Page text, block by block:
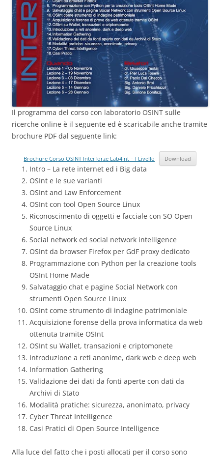
Il programma del corso con laboratorio OSINT sulle
ricerche online è il seguente ed è scaricabile anche tramite
brochure PDF dal seguente link:
Brochure Corso OSINT Interforze Lab4Int – I Livello Download
Intro – La rete internet ed i Big data
OSInt e le sue varianti
OSInt and Law Enforcement
OSInt con tool Open Source Linux
Riconoscimento di oggetti e facciale con SO Open
Source Linux
Social network ed social network intelligence
OSInt da browser Firefox per GdF proxy dedicato
Programmazione con Python per la creazione tools
OSInt Home Made
Salvataggio chat e pagine Social Network con
strumenti Open Source Linux
OSInt come strumento di indagine patrimoniale
Acquisizione forense della prova informatica da web
ottenuta tramite OSInt
OSInt su Wallet, transazioni e criptomonete
Introduzione a reti anonime, dark web e deep web
Information Gathering
Validazione dei dati da fonti aperte con dati da
Archivi di Stato
Modalità pratiche: sicurezza, anonimato, privacy
Cyber Threat Intelligence
Casi Pratici di Open Source Intelligence
Alla luce del fatto che i posti allocati per il corso sono